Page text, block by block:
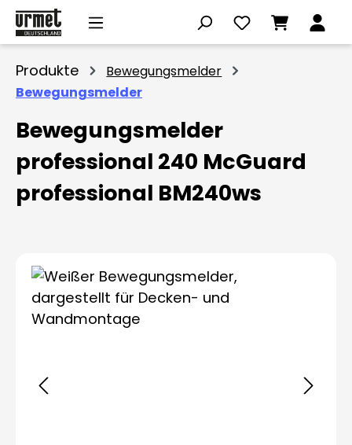
Zum Hauptinhalt springen
Produkte
Bewegungsmelder
Bewegungsmelder
Bewegungsmelder
professional 240 McGuard
professional BM240ws
Bildergalerie überspringen